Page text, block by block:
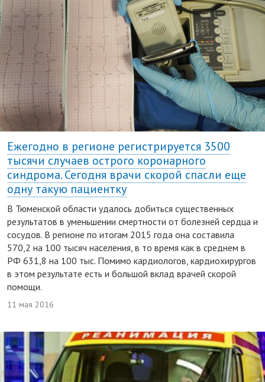
Ежегодно в регионе регистрируется 3500
тысячи случаев острого коронарного
синдрома. Сегодня врачи скорой спасли еще
одну такую пациентку
В Тюменской области удалось добиться существенных
результатов в уменьшении смертности от болезней сердца и
сосудов. В регионе по итогам 2015 года она составила
570,2 на 100 тысяч населения, в то время как в среднем в
РФ 631,8 на 100 тыс. Помимо кардиологов, кардиохирургов
в этом результате есть и большой вклад врачей скорой
помощи.
11 мая 2016